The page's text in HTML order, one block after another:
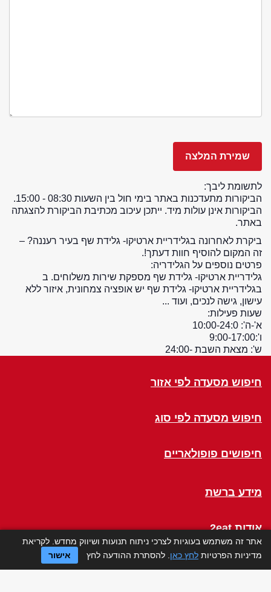
לתשומת ליבך:
הביקורות מתעדכנות באתר בימי חול בין השעות 08:30 - 15:00.
הביקורות אינן עולות מיד. ייתכן עיכוב מכתיבת הביקורת להצגתה
באתר.
ביקרת לאחרונה בגלידריית ארטיקו- גלידת שף בעיר רעננה? –
זה המקום להוסיף חוות דעתך!.
פרטים נוספים על הגלידריה:
גלידריית ארטיקו- גלידת שף מספקת שירות משלוחים. ב
בגלידריית ארטיקו- גלידת שף יש אופציה צמחונית, איזור ללא
עישון, גישה לנכים, ועוד ...
שעות פעילות:
א'-ה': 10:00-24:0
ו':9:00-17:00
ש': מצאת השבת -24:00
חיפוש מסעדה לפי אזור
חיפוש מסעדה לפי סוג
חיפושים פופולאריים
מידע ברשת
אודות 2eat
Click a Table
אתר זה משתמש בעוגיות לצרכי ניתוח תנועות ושיווק מחדש. לקריאת
מדיניות הפרטיות לחץ כאן . להסתרת ההודעה לחץ אישור